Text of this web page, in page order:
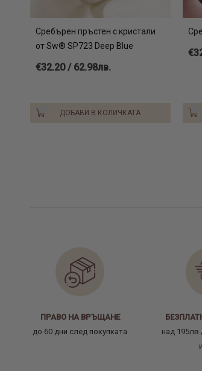
Сребърен пръстен с кристали
от Sw® SP723 Deep Blue
€32.20 / 62.98лв.
ДОБАВИ В КОЛИЧКАТА
ПРАВО НА ВРЪЩАНЕ
до 60 дни след покупката
над